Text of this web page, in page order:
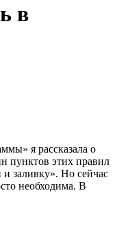
в
я рассказала о
пунктов этих правил
заливку». Но сейчас
необходима. В